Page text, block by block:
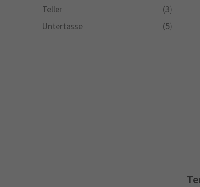
Teller
(3)
Untertasse
(5)